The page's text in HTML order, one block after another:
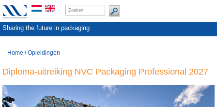
Sharing the future in packaging
Home /Opleidingen
Diploma-uitreiking NVC Packaging Professional 2027